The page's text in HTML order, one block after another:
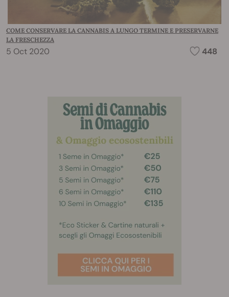
COME CONSERVARE LA CANNABIS A LUNGO TERMINE E PRESERVARNE
LA FRESCHEZZA
5 Oct 2020 448